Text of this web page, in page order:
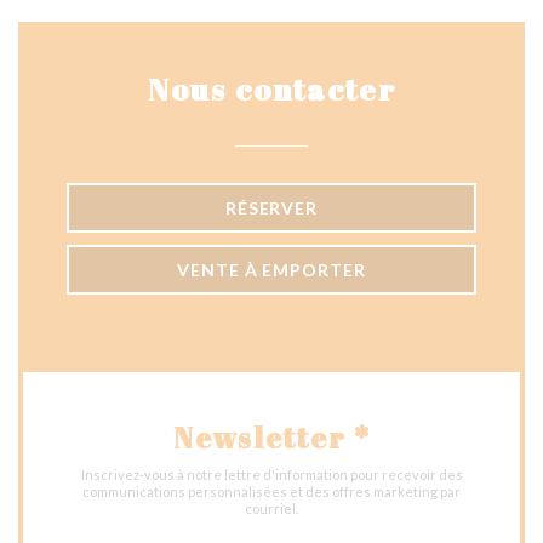
Nous contacter
RÉSERVER
VENTE À EMPORTER
Newsletter *
Inscrivez-vous à notre lettre d'information pour recevoir des
communications personnalisées et des offres marketing par
courriel.